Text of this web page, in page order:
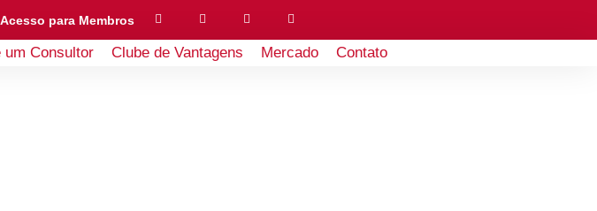
Acesso para Membros
um Consultor Clube de Vantagens Mercado Contato